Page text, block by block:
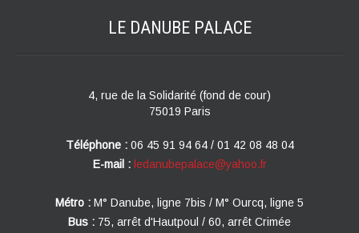
LE DANUBE PALACE
4, rue de la Solidarité (fond de cour)
75019 Paris
Téléphone : 06 45 91 94 64 / 01 42 08 48 04
E-mail : ledanubepalace@yahoo.fr
Métro : M° Danube, ligne 7bis / M° Ourcq, ligne 5
Bus : 75, arrêt d'Hautpoul / 60, arrêt Crimée